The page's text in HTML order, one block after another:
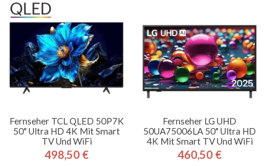
Fernseher TCL QLED 50P7K
50" Ultra HD 4K Mit Smart
TV Und WiFi
Preis
498,50 €
Fernseher LG UHD
50UA75006LA 50" Ultra HD
4K Mit Smart TV Und WiFi
Preis
460,50 €